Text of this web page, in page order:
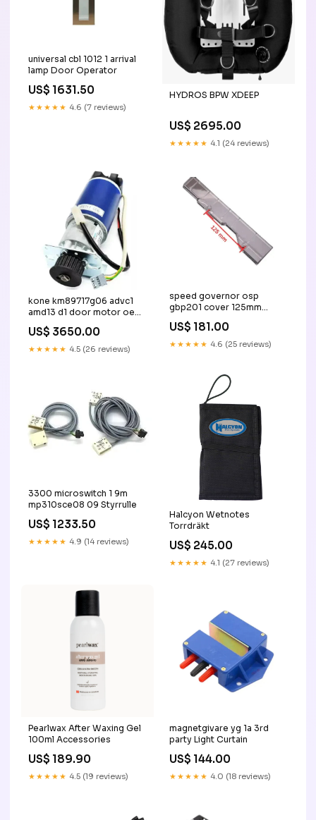
universal cbl 1012 1 arrival
lamp Door Operator
US$ 1631.50
★★★★★ 4.6 (7 reviews)
HYDROS BPW XDEEP
US$ 2695.00
★★★★★ 4.1 (24 reviews)
kone km89717g06 advc1
amd13 d1 door motor oem
Titel:Default Title
US$ 3650.00
★★★★★ 4.5 (26 reviews)
speed governor osp
gbp201 cover 125mm
US$ 181.00
★★★★★ 4.6 (25 reviews)
3300 microswitch 1 9m
mp310sce08 09 Styrrulle
US$ 1233.50
★★★★★ 4.9 (14 reviews)
Halcyon Wetnotes
Torrdräkt
US$ 245.00
★★★★★ 4.1 (27 reviews)
Pearlwax After Waxing Gel
100ml Accessories
US$ 189.90
★★★★★ 4.5 (19 reviews)
magnetgivare yg 1a 3rd
party Light Curtain
US$ 144.00
★★★★★ 4.0 (18 reviews)